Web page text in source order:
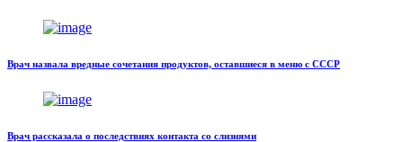
Врач назвала вредные сочетания продуктов, оставшиеся в меню с СССР
Врач рассказала о последствиях контакта со слизнями